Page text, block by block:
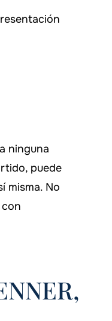
ninguna
puede
misma. No